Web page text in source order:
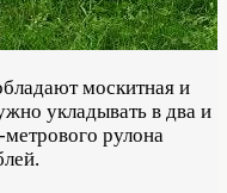
москитная и
укладывать в два и
рулона